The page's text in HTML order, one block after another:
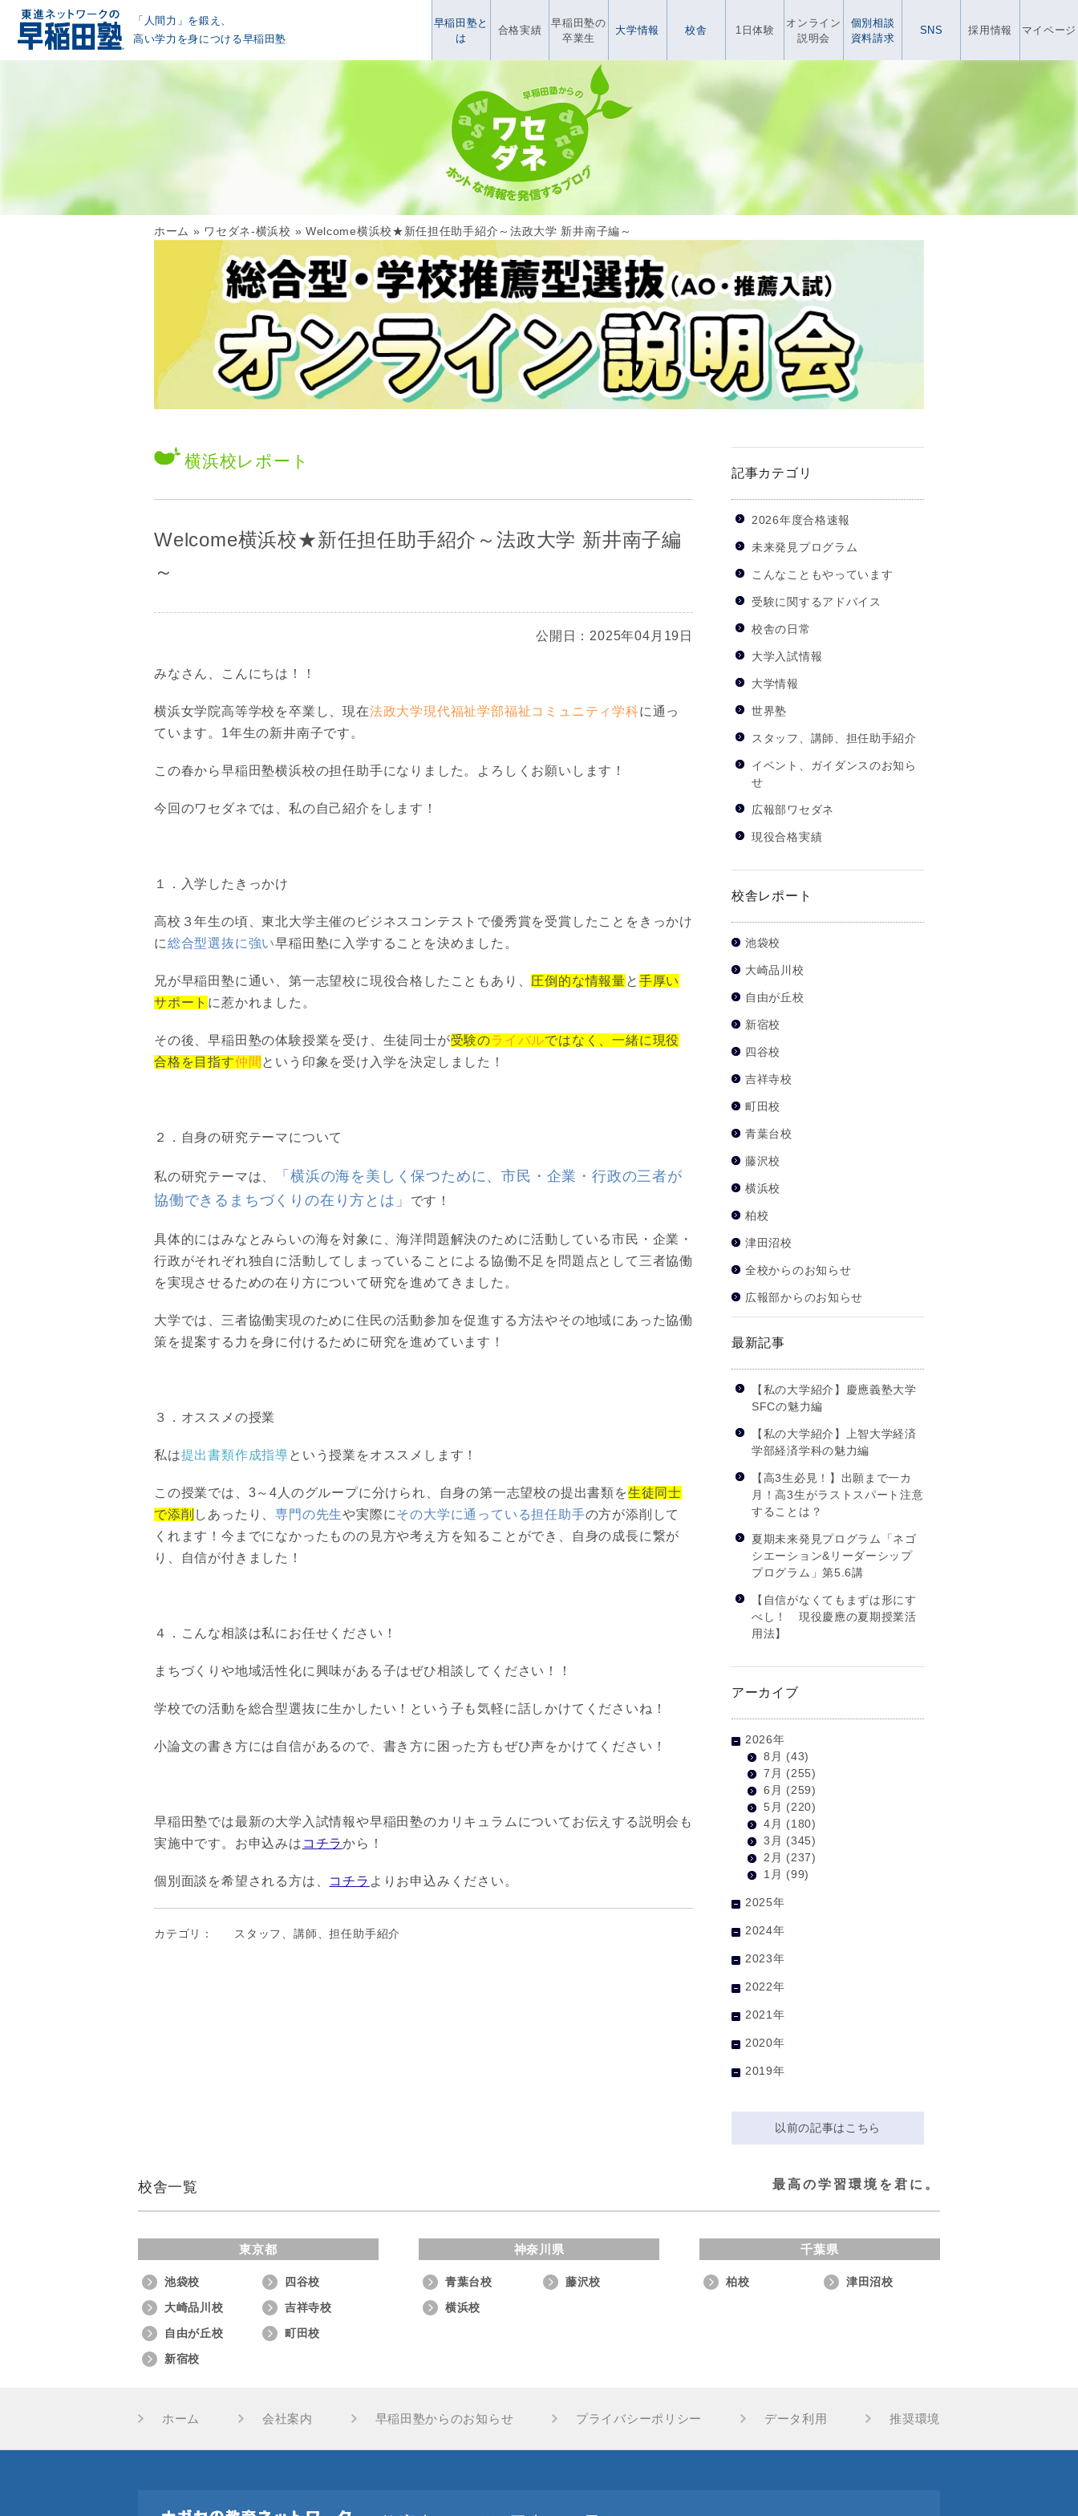
「人間力」を鍛え、
高い学力を身につける早稲田塾
早稲田塾と
は
合格実績
早稲田塾の
卒業生
大学情報 校舎 1日体験
オンライン
説明会
個別相談
資料請求
SNS 採用情報 マイページ
ホーム » ワセダネ-横浜校 » Welcome横浜校★新任担任助手紹介～法政大学 新井南子編～
横浜校レポート
Welcome横浜校★新任担任助手紹介～法政大学 新井南子編
～
公開日：2025年04月19日
みなさん、こんにちは！！
横浜女学院高等学校を卒業し、現在法政大学現代福祉学部福祉コミュニティ学科に通っ
ています。1年生の新井南子です。
この春から早稲田塾横浜校の担任助手になりました。よろしくお願いします！
今回のワセダネでは、私の自己紹介をします！
１．入学したきっかけ
高校３年生の頃、東北大学主催のビジネスコンテストで優秀賞を受賞したことをきっかけ
に総合型選抜に強い早稲田塾に入学することを決めました。
兄が早稲田塾に通い、第一志望校に現役合格したこともあり、 圧倒的な情報量と 手厚い
サポート に惹かれました。
その後、早稲田塾の体験授業を受け、生徒同士が受験のライバルではなく、一緒に現役
合格を目指す仲間 という印象を受け入学を決定しました！
２．自身の研究テーマについて
私の研究テーマは、
「横浜の海を美しく保つために、市民・企業・行政の三者が
協働できるまちづくりの在り方とは」
です！
具体的にはみなとみらいの海を対象に、海洋問題解決のために活動している市民・企業・
行政がそれぞれ独自に活動してしまっていることによる協働不足を問題点として三者協働
を実現させるための在り方について研究を進めてきました。
大学では、三者協働実現のために住民の活動参加を促進する方法やその地域にあった協働
策を提案する力を身に付けるために研究を進めています！
３．オススメの授業
私は提出書類作成指導という授業をオススメします！
この授業では、3～4人のグループに分けられ、自身の第一志望校の提出書類を生徒同士
で添削 しあったり、専門の先生や実際にその大学に通っている担任助手の方が添削して
くれます！今までになかったものの見方や考え方を知ることができ、自身の成長に繋が
り、自信が付きました！
４．こんな相談は私にお任せください！
まちづくりや地域活性化に興味がある子はぜひ相談してください！！
学校での活動を総合型選抜に生かしたい！という子も気軽に話しかけてくださいね！
小論文の書き方には自信があるので、書き方に困った方もぜひ声をかけてください！
早稲田塾では最新の大学入試情報や早稲田塾のカリキュラムについてお伝えする説明会も
実施中です。お申込みは コチラから！
個別面談を希望される方は、 コチラ よりお申込みください。
カテゴリ： スタッフ、講師、担任助手紹介
記事カテゴリ
2026年度合格速報
未来発見プログラム
こんなこともやっています
受験に関するアドバイス
校舎の日常
大学入試情報
大学情報
世界塾
スタッフ、講師、担任助手紹介
イベント、ガイダンスのお知ら
せ
広報部ワセダネ
現役合格実績
校舎レポート
池袋校
大崎品川校
自由が丘校
新宿校
四谷校
吉祥寺校
町田校
青葉台校
藤沢校
横浜校
柏校
津田沼校
全校からのお知らせ
広報部からのお知らせ
最新記事
【私の大学紹介】慶應義塾大学
SFCの魅力編
【私の大学紹介】上智大学経済
学部経済学科の魅力編
【高3生必見！】出願まで一カ
月！高3生がラストスパート注意
することは？
夏期未来発見プログラム「ネゴ
シエーション&リーダーシップ
プログラム」第5.6講
【自信がなくてもまずは形にす
べし！ 現役慶應の夏期授業活
用法】
アーカイブ
2026年
8月 (43)
7月 (255)
6月 (259)
5月 (220)
4月 (180)
3月 (345)
2月 (237)
1月 (99)
2025年
2024年
2023年
2022年
2021年
2020年
2019年
以前の記事はこちら
校舎一覧 最高の学習環境を君に。
東京都
池袋校
四谷校
大崎品川校
吉祥寺校
自由が丘校
町田校
新宿校
神奈川県
青葉台校
藤沢校
横浜校
千葉県
柏校 津田沼校
ホーム 会社案内 早稲田塾からのお知らせ プライバシーポリシー データ利用 推奨環境